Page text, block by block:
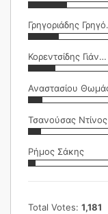
Κορεντσίδης Γιάννης
Αναστασίου
Τσανούσας Ντίνος
Ρήμος Σάκης
Total Votes: 1,181